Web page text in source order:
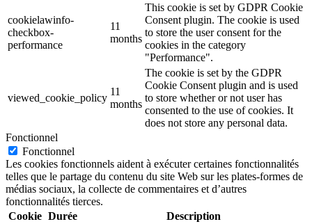
cookielawinfo-
checkbox-
performance
11
months
This cookie is set by GDPR Cookie
Consent plugin. The cookie is used
to store the user consent for the
cookies in the category
"Performance".
viewed_cookie_policy
11
months
The cookie is set by the GDPR
Cookie Consent plugin and is used
to store whether or not user has
consented to the use of cookies. It
does not store any personal data.
Fonctionnel
Fonctionnel
Les cookies fonctionnels aident à exécuter certaines fonctionnalités
telles que le partage du contenu du site Web sur les plates-formes de
médias sociaux, la collecte de commentaires et d’autres
fonctionnalités tierces.
Cookie Durée Description